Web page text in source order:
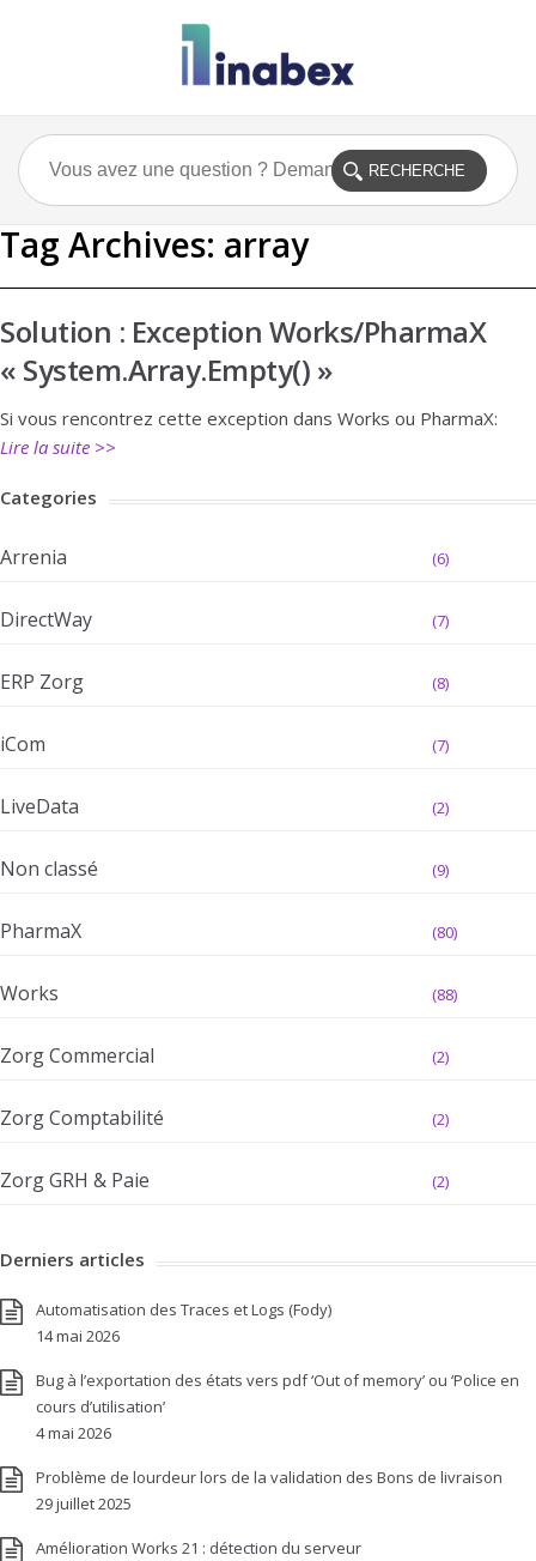
Tag Archives: array
Solution : Exception Works/PharmaX
« System.Array.Empty() »
Si vous rencontrez cette exception dans Works ou PharmaX:
Lire la suite >>
Categories
Arrenia (6)
DirectWay (7)
ERP Zorg (8)
iCom (7)
LiveData (2)
Non classé (9)
PharmaX (80)
Works (88)
Zorg Commercial (2)
Zorg Comptabilité (2)
Zorg GRH & Paie (2)
Derniers articles
Automatisation des Traces et Logs (Fody)
14 mai 2026
Bug à l’exportation des états vers pdf ‘Out of memory’ ou ‘Police en
cours d’utilisation’
4 mai 2026
Problème de lourdeur lors de la validation des Bons de livraison
29 juillet 2025
Amélioration Works 21 : détection du serveur